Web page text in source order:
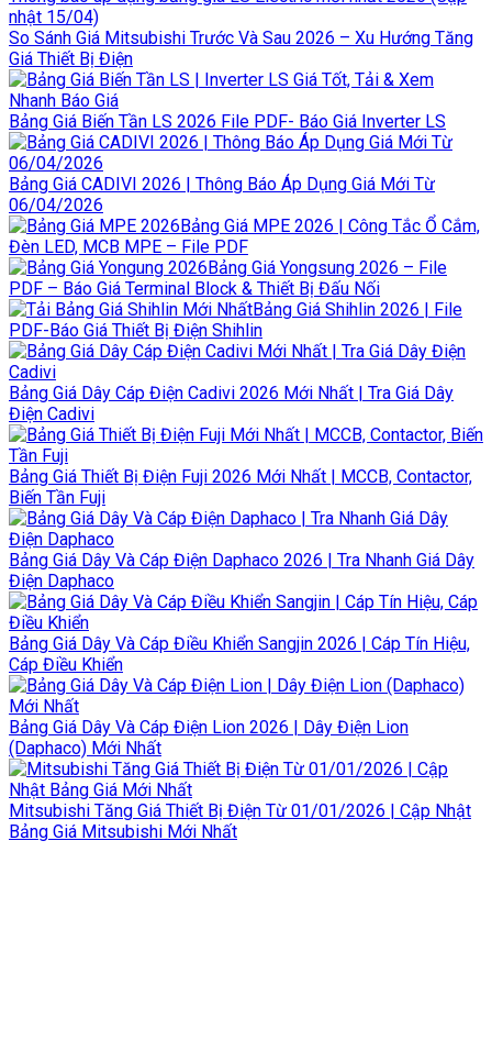
nhật 15/04)
So Sánh Giá Mitsubishi Trước Và Sau 2026 – Xu Hướng Tăng
Giá Thiết Bị Điện
Bảng Giá Biến Tần LS 2026 File PDF- Báo Giá Inverter LS
Bảng Giá CADIVI 2026 | Thông Báo Áp Dụng Giá Mới Từ
06/04/2026
Bảng Giá MPE 2026 | Công Tắc Ổ Cắm,
Đèn LED, MCB MPE – File PDF
Bảng Giá Yongsung 2026 – File
PDF – Báo Giá Terminal Block & Thiết Bị Đấu Nối
Bảng Giá Shihlin 2026 | File
PDF-Báo Giá Thiết Bị Điện Shihlin
Bảng Giá Dây Cáp Điện Cadivi 2026 Mới Nhất | Tra Giá Dây
Điện Cadivi
Bảng Giá Thiết Bị Điện Fuji 2026 Mới Nhất | MCCB, Contactor,
Biến Tần Fuji
Bảng Giá Dây Và Cáp Điện Daphaco 2026 | Tra Nhanh Giá Dây
Điện Daphaco
Bảng Giá Dây Và Cáp Điều Khiển Sangjin 2026 | Cáp Tín Hiệu,
Cáp Điều Khiển
Bảng Giá Dây Và Cáp Điện Lion 2026 | Dây Điện Lion
(Daphaco) Mới Nhất
Mitsubishi Tăng Giá Thiết Bị Điện Từ 01/01/2026 | Cập Nhật
Bảng Giá Mitsubishi Mới Nhất